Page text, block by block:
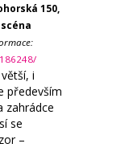
150,
i
především
zahrádce
se
–